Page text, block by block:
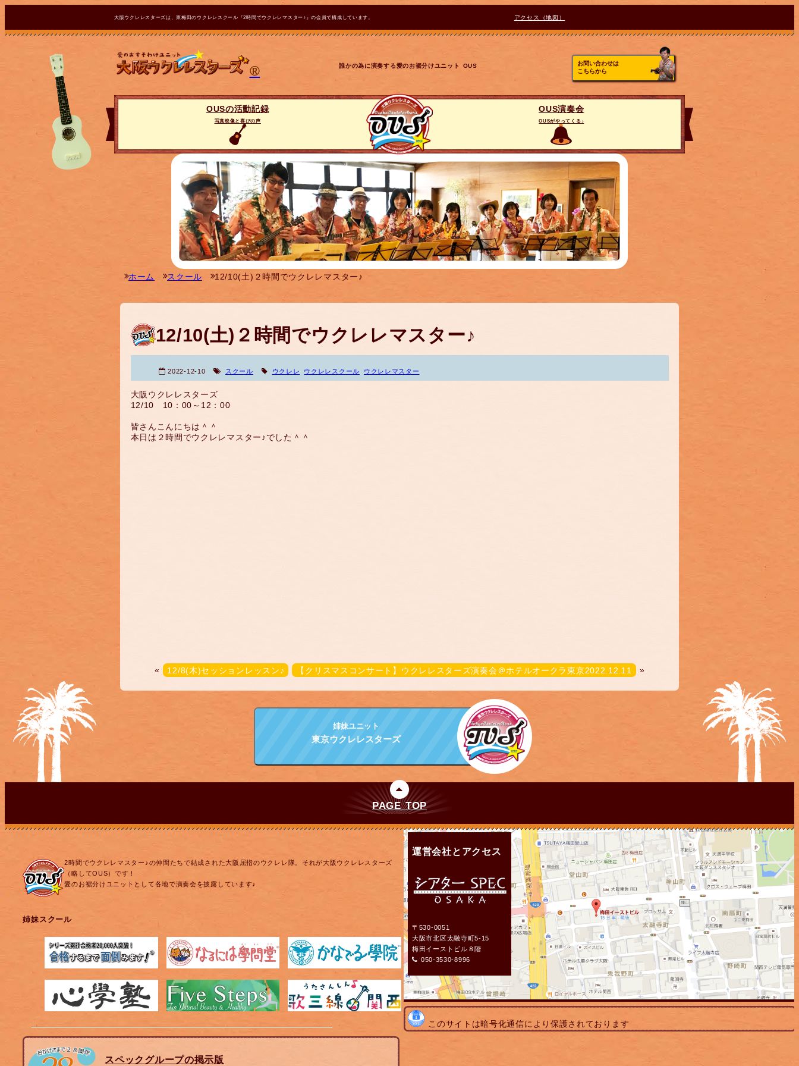
大阪ウクレレスターズは、東梅田のウクレレスクール『2時間でウクレレマスター♪』の会員で構成しています。 アクセス（地図）
® 誰かの為に演奏する愛のお裾分けユニット OUS
お問い合わせは
こちらから
OUSの活動記録
写真映像と喜びの声
OUS演奏会
OUSがやってくる♪
ホーム スクール 12/10(土)２時間でウクレレマスター♪
12/10(土)２時間でウクレレマスター♪
2022-12-10 スクール ウクレレ ウクレレスクール ウクレレマスター
大阪ウクレレスターズ
12/10 10：00～12：00
皆さんこんにちは＾＾
本日は２時間でウクレレマスター♪でした＾＾
« 12/8(木)セッションレッスン♪ 【クリスマスコンサート】ウクレレスターズ演奏会＠ホテルオークラ東京2022.12.11 »
姉妹ユニット
東京ウクレレスターズ
PAGE TOP
2時間でウクレレマスター♪の仲間たちで結成された大阪屈指のウクレレ隊。それが大阪ウクレレスターズ
（略してOUS）です！
愛のお裾分けユニットとして各地で演奏会を披露しています♪
姉妹スクール
スペックグループの掲示版
運営会社とアクセス
〒530-0051
大阪市北区太融寺町5-15
梅田イーストビル８階
050-3530-8996
このサイトは暗号化通信により保護されております